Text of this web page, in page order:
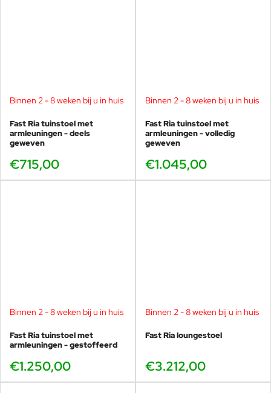
Binnen 2 - 8 weken bij u in huis
Fast Ria tuinstoel met
armleuningen - deels
geweven
€715,00
Binnen 2 - 8 weken bij u in huis
Fast Ria tuinstoel met
armleuningen - volledig
geweven
€1.045,00
Binnen 2 - 8 weken bij u in huis
Fast Ria tuinstoel met
armleuningen - gestoffeerd
€1.250,00
Binnen 2 - 8 weken bij u in huis
Fast Ria loungestoel
€3.212,00